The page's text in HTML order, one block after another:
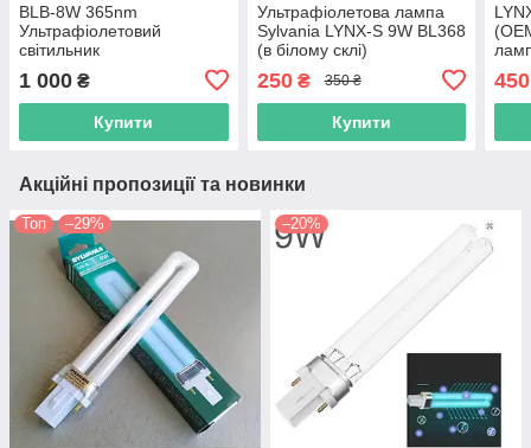
BLB-8W 365nm
Ультрафіолетовий
світильник
1 000 ₴
Купити
Ультрафіолетова лампа
Sylvania LYNX-S 9W BL368
(в білому склі)
250₴ 350 ₴
Купити
450
Акційні пропозиції та новинки
Топ –29% –20%